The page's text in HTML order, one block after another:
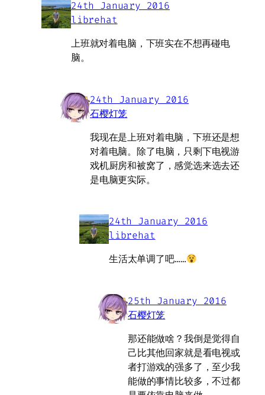
24th January 2016
librehat
上班就对着电脑，下班实在不想再碰电
脑。
24th January 2016
石樱灯笼
我现在是上班对着电脑，下班还是想
对着电脑。除了电脑，只剩下电视游
戏机厨房和被窝了，感觉选来选去还
是电脑更实际。
24th January 2016
librehat
生活太单调了吧……
25th January 2016
石樱灯笼
那还能做啥？我倒是觉得自
己比其他回家就是看电视或
者打游戏的强多了，至少我
能做的事情比较多，不过都